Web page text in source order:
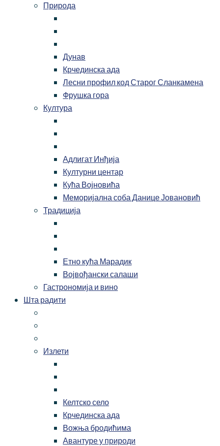
Природа
Дунав
Крчединска ада
Лесни профил код Старог Сланкамена
Фрушка гора
Култура
Адлигат Инђија
Културни центар
Кућа Војновића
Меморијална соба Данице Јовановић
Традиција
Етно кућа Марадик
Војвођански салаши
Гастрономија и вино
Шта радити
Излети
Келтско село
Крчединска ада
Вожња бродићима
Авантуре у природи